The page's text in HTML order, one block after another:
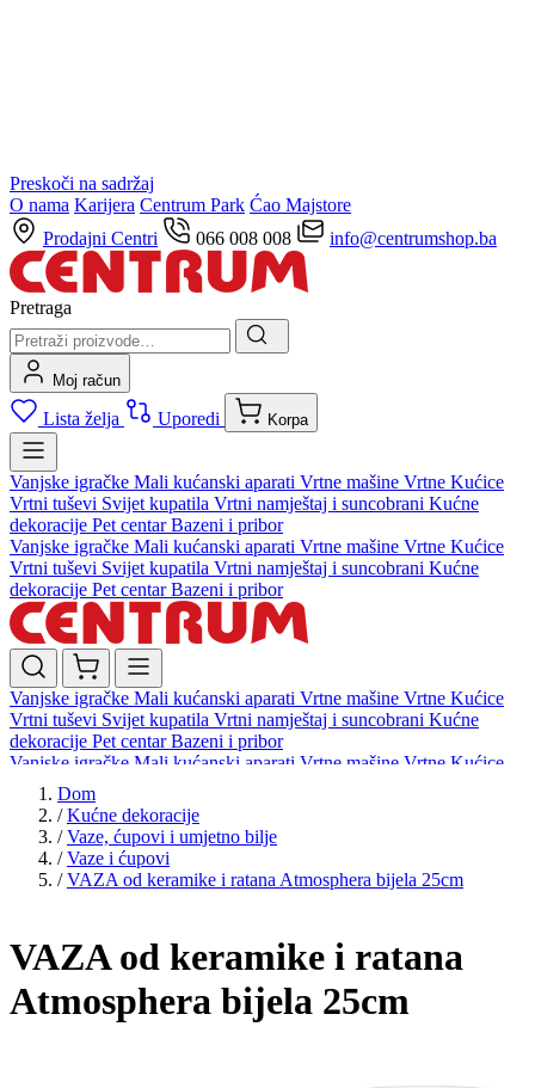
Preskoči na sadržaj
O nama Karijera Centrum Park Ćao Majstore
Prodajni Centri
066 008 008 info@centrumshop.ba
Pretraga
Moj račun
Lista želja Uporedi Korpa
Vanjske igračke Mali kućanski aparati Vrtne mašine Vrtne Kućice
Vrtni tuševi Svijet kupatila Vrtni namještaj i suncobrani Kućne
dekoracije Pet centarBazeni i pribor
Vanjske igračke Mali kućanski aparati Vrtne mašine Vrtne Kućice
Vrtni tuševi Svijet kupatila Vrtni namještaj i suncobrani Kućne
dekoracije Pet centarBazeni i pribor
Vanjske igračke Mali kućanski aparati Vrtne mašine Vrtne Kućice
Vrtni tuševi Svijet kupatila Vrtni namještaj i suncobrani Kućne
dekoracije Pet centarBazeni i pribor
Vanjske igračke Mali kućanski aparati Vrtne mašine Vrtne Kućice
Vrtni tuševi
dekoracijePet centar Bazeni i pribor
Dom
/ Kućne dekoracije
/ Vaze, ćupovi i umjetno bilje
/ Vaze i ćupovi
/ VAZA od keramike i ratana Atmosphera bijela 25cm
VAZA od keramike i ratana
Atmosphera bijela 25cm